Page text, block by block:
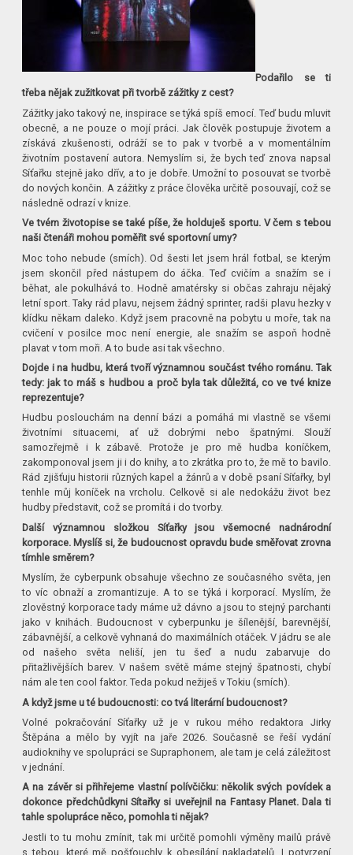
Podařilo se ti
třeba nějak zužitkovat při tvorbě zážitky z cest?
Zážitky jako takový ne, inspirace se týká spíš emocí. Teď budu mluvit
obecně, a ne pouze o mojí práci. Jak člověk postupuje životem a
získává zkušenosti, odráží se to pak v tvorbě a v momentálním
životním postavení autora. Nemyslím si, že bych teď znova napsal
Síťařku stejně jako dřív, a to je dobře. Umožní to posouvat se tvorbě
do nových končin. A zážitky z práce člověka určitě posouvají, což se
následně odrazí v knize.
Ve tvém životopise se také píše, že holduješ sportu. V čem s tebou
naši čtenáři mohou poměřit své sportovní umy?
Moc toho nebude (smích). Od šesti let jsem hrál fotbal, se kterým
jsem skončil před nástupem do áčka. Teď cvičím a snažím se i
běhat, ale pokulhává to. Hodně amatérsky si občas zahraju nějaký
letní sport. Taky rád plavu, nejsem žádný sprinter, radši plavu hezky v
klídku někam daleko. Když jsem pracovně na pobytu u moře, tak na
cvičení v posilce moc není energie, ale snažím se aspoň hodně
plavat v tom moři. A to bude asi tak všechno.
Dojde i na hudbu, která tvoří významnou součást tvého románu. Tak
tedy: jak to máš s hudbou a proč byla tak důležitá, co ve tvé knize
reprezentuje?
Hudbu poslouchám na denní bázi a pomáhá mi vlastně se všemi
životními situacemi, ať už dobrými nebo špatnými. Slouží
samozřejmě i k zábavě. Protože je pro mě hudba koníčkem,
zakomponoval jsem ji i do knihy, a to zkrátka pro to, že mě to bavilo.
Rád zjišťuju historii různých kapel a žánrů a v době psaní Síťařky, byl
tenhle můj koníček na vrcholu. Celkově si ale nedokážu život bez
hudby představit, což se promítá i do tvorby.
Další významnou složkou Síťařky jsou všemocné nadnárodní
korporace. Myslíš si, že budoucnost opravdu bude směřovat zrovna
tímhle směrem?
Myslím, že cyberpunk obsahuje všechno ze současného světa, jen
to víc obnaží a zromantizuje. A to se týká i korporací. Myslím, že
zlověstný korporace tady máme už dávno a jsou to stejný parchanti
jako v knihách. Budoucnost v cyberpunku je šílenější, barevnější,
zábavnější, a celkově vyhnaná do maximálních otáček. V jádru se ale
od našeho světa neliší, jen tu šeď a nudu zabarvuje do
přitažlivějších barev. V našem světě máme stejný špatnosti, chybí
nám ale ten cool faktor. Teda pokud nežiješ v Tokiu (smích).
A když jsme u té budoucnosti: co tvá literární budoucnost?
Volné pokračování Síťařky už je v rukou mého redaktora Jirky
Štěpána a mělo by vyjít na jaře 2026. Současně se řeší vydání
audioknihy ve spolupráci se Supraphonem, ale tam je celá záležitost
v jednání.
A na závěr si přihřejeme vlastní polívčičku: několik svých povídek a
dokonce předchůdkyni Sítařky si uveřejnil na Fantasy Planet. Dala ti
tahle spolupráce něco, pomohla ti nějak?
Jestli to tu mohu zmínit, tak mi určitě pomohli výměny mailů právě
s tebou, které mě pošťouchly k obesílání nakladatelů. I potvrzení